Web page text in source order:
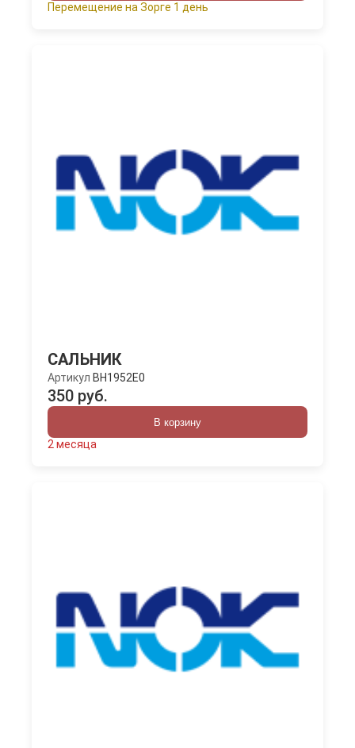
Перемещение на Зорге 1 день
САЛЬНИК
Артикул BH1952E0
350 руб.
В корзину
2 месяца